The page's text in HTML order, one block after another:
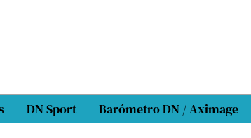
DN Sport Barómetro DN / Aximage